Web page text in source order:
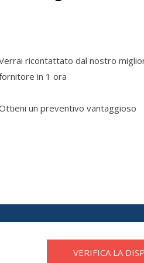
ricontattato dal nostro
in 1 ora
un preventivo vantaggioso
VERIFICA LA